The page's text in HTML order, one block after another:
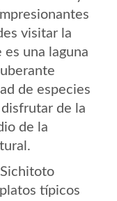
visitar la
es una laguna
de especies
de la
de la
típicos